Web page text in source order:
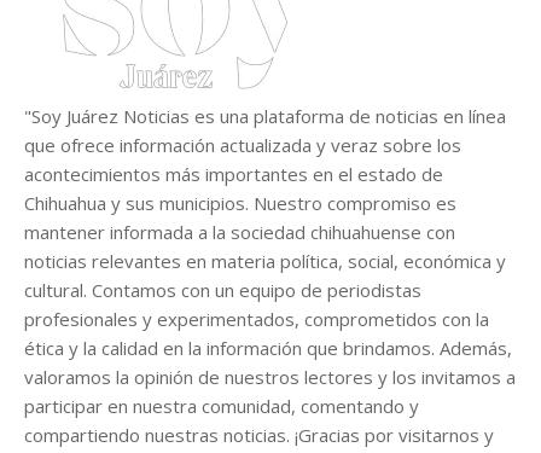
"Soy Juárez Noticias es una plataforma de noticias en línea
que ofrece información actualizada y veraz sobre los
acontecimientos más importantes en el estado de
Chihuahua y sus municipios. Nuestro compromiso es
mantener informada a la sociedad chihuahuense con
noticias relevantes en materia política, social, económica y
cultural. Contamos con un equipo de periodistas
profesionales y experimentados, comprometidos con la
ética y la calidad en la información que brindamos. Además,
valoramos la opinión de nuestros lectores y los invitamos a
participar en nuestra comunidad, comentando y
compartiendo nuestras noticias. ¡Gracias por visitarnos y